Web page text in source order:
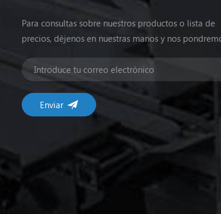
Para consultas sobre nuestros productos o lista de
precios, déjenos en nuestras manos y nos